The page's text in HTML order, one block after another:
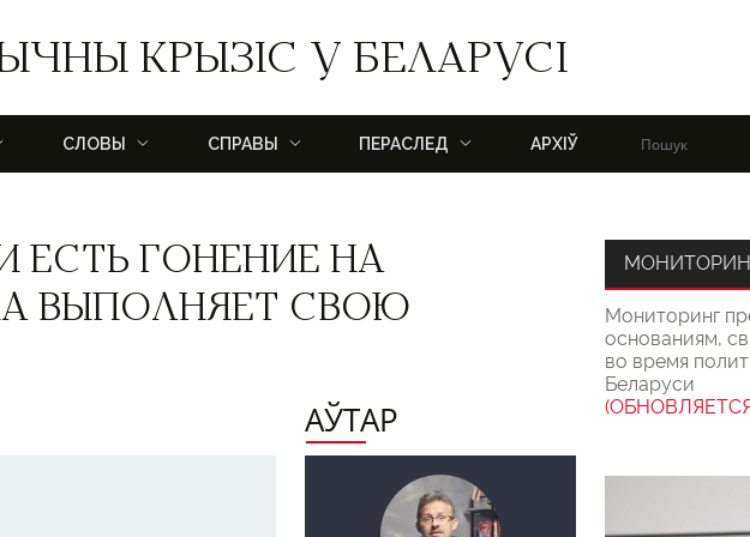
КРЫЗІС У БЕЛАРУСІ
СЛОВЫ СПРАВЫ ПЕРАСЛЕД АРХІЎ Пошук
ЕСТЬ ГОНЕНИЕ НА
ВЫПОЛНЯЕТ СВОЮ
АЎТАР
Мониторинг
основаниям,
во время
Беларуси